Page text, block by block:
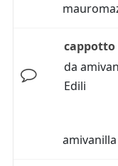
cappotto
da
Edili
amivanilla